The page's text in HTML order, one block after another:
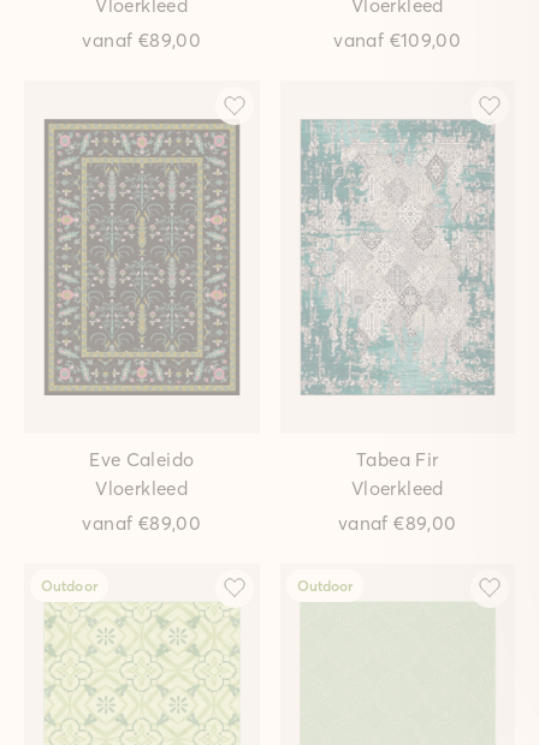
Vloerkleed
vanaf €89,00
Vloerkleed
vanaf €109,00
Eve Caleido
Vloerkleed
vanaf €89,00
Tabea Fir
Vloerkleed
vanaf€89,00
Outdoor Outdoor